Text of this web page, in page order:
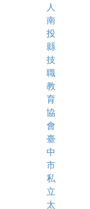
人
南
投
縣
技
職
教
育
協
會
臺
中
市
私
立
太